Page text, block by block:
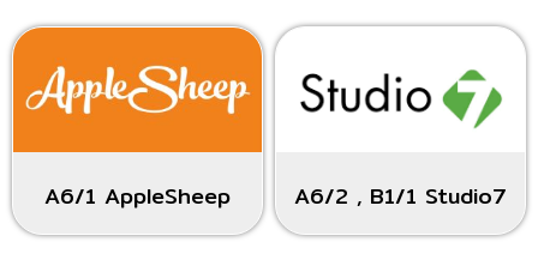
A6/1 AppleSheep A6/2 , B1/1 Studio7